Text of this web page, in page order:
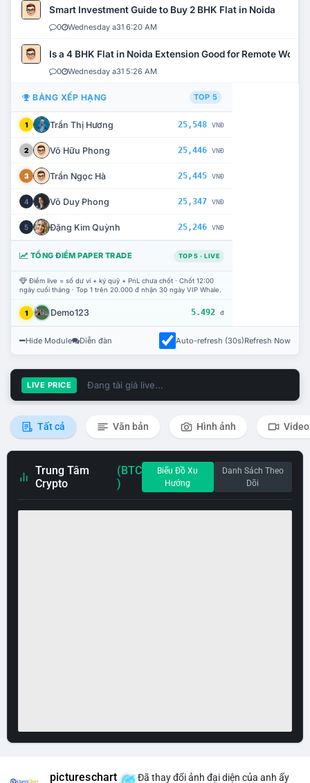
Smart Investment Guide to Buy 2 BHK Flat in Noida
0 Wednesday a31 6:20 AM
Is a 4 BHK Flat in Noida Extension Good for Remote Work?
0 Wednesday a31 5:26 AM
BẢNG XẾP HẠNG TOP 5
1 Trần Thị Hương 25,548 VNĐ
2 Võ Hữu Phong 25,446 VNĐ
3 Trần Ngọc Hà 25,445 VNĐ
4 Võ Duy Phong 25,347 VNĐ
5 Đặng Kim Quỳnh 25,246 VNĐ
TỔNG ĐIỂM PAPER TRADE TOP 5 · LIVE
Điểm live = số dư ví + ký quỹ + PnL chưa chốt · Chốt 12:00
ngày cuối tháng · Top 1 trên 20.000 đ nhận 30 ngày VIP Whale.
1 Demo123 5.492 đ
Hide Module Diễn đàn Auto-refresh (30s)Refresh Now
LIVE PRICE Đang tải giá live...
Tất cả Văn bản Hình ảnh Video
Trung Tâm
Crypto
(BTC
)
Biểu Đồ Xu
Hướng
Danh Sách Theo
Dõi
pictureschart Đã thay đổi ảnh đại diện của anh ấy